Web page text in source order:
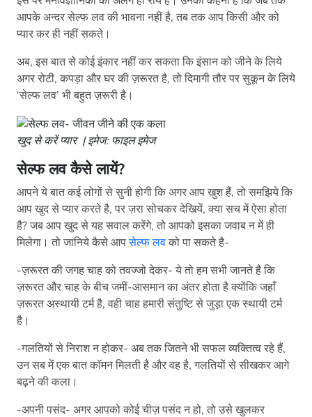
आपके अन्दर सेल्फ लव की भावना नहीं है, तब तक आप किसी और को
प्यार कर ही नहीं सकते।
अब, इस बात से कोई इंकार नहीं कर सकता कि इंसान को जीने के लिये
अगर रोटी, कपड़ा और घर की ज़रूरत है, तो दिमागी तौर पर सुकून के लिये
‘सेल्फ लव’ भी बहुत ज़रूरी है।
खुद से करें प्यार | इमेज: फाइल इमेज
सेल्फ लव कैसे लायें?
आपने ये बात कई लोगों से सुनी होगी कि अगर आप खुश हैं, तो समझिये कि
आप खुद से प्यार करते है, पर ज़रा सोचकर देखियें, क्या सच में ऐसा होता
है? जब आप खुद से यह सवाल करेंगे, तो आपको इसका जवाब न में ही
मिलेगा। तो जानिये कैसे आपसेल्फ लवको पा सकते है-
-ज़रूरत की जगह चाह को तवज्जो देकर- ये तो हम सभी जानते है कि
ज़रूरत और चाह के बीच जमीं-आसमान का अंतर होता है क्योंकि जहाँ
ज़रूरत अस्थायी टर्म है, वही चाह हमारी संतुष्टि से जुड़ा एक स्थायी टर्म
है।
-गलतियों से निराश न होकर- अब तक जितने भी सफल व्यक्तित्व रहे हैं,
उन सब में एक बात कॉमन मिलती है और वह है, गलतियों से सीखकर आगे
बढ़ने की कला।
-अपनी पसंद- अगर आपको कोई चीज़ पसंद न हो, तो उसे खुलकर